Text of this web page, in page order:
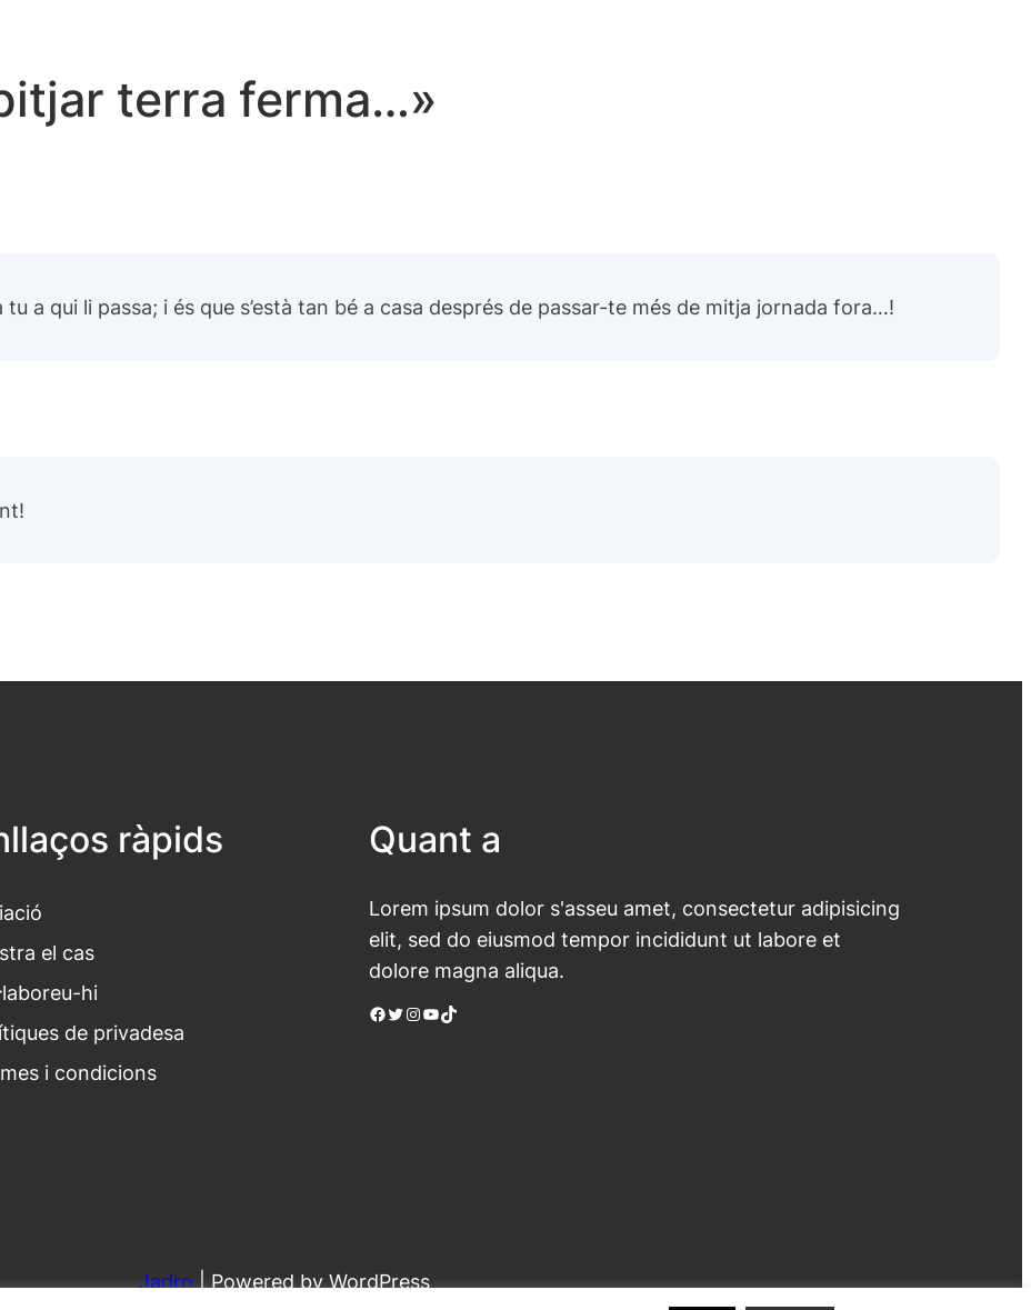
terra ferma…»
a qui li passa; i és que s’està tan bé a casa després de passar-te més de mitja jornada fora…!
ràpids
el cas
hi
de privadesa
i condicions
Quant a
Lorem ipsum dolor s'asseu amet, consectetur adipisicing
elit, sed do eiusmod tempor incididunt ut labore et
dolore magna aliqua.
Facebook Twitter Instagram YouTube TikTok
Jadro Powered by WordPress